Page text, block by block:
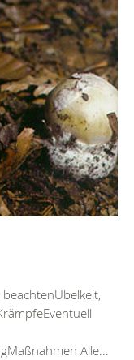
Alle...